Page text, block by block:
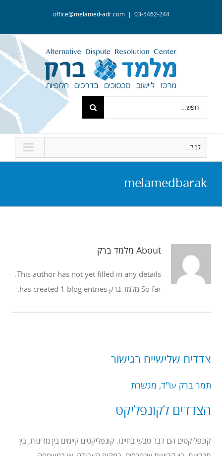
03-5462-244
office@melamed-adr.com
לך ל...
melamedbarak
About מלמד ברק
This author has not yet filled in any details.
So far מלמד ברק has created 1 blog entries.
צדדים שלישיים בגישור
תמר ברק עו"ד, מגשרת
הצדדים לקונפליקט
קונפליקטים הם דבר טבעי בחיינו. קונפליקטים קיימים בין מדינות, בין